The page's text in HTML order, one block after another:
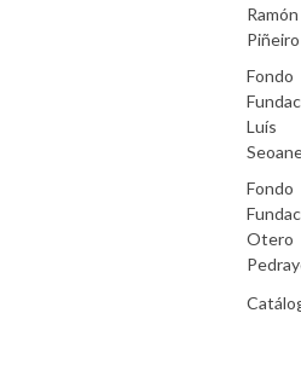
Ramón
Piñeiro
Fondo
Luís
Fondo
Otero